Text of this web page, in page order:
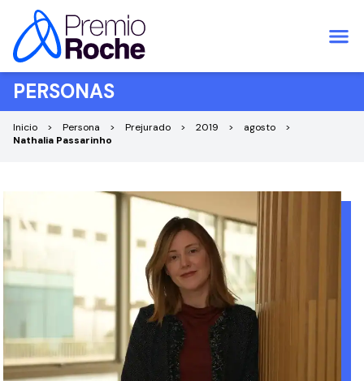
Saltar al contenido
PERSONAS
Inicio Persona Prejurado 2019
agosto
Nathalia Passarinho